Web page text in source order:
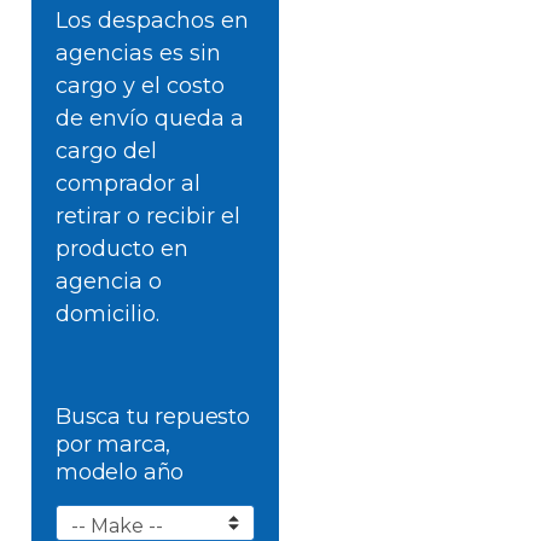
Los despachos en
agencias es sin
cargo y el costo
de envío queda a
cargo del
comprador al
retirar o recibir el
producto en
agencia o
domicilio.
Busca tu repuesto
por marca,
modelo año